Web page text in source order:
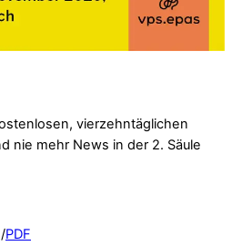
vierzehntäglichen
nie mehr News in der 2. Säule
/PDF